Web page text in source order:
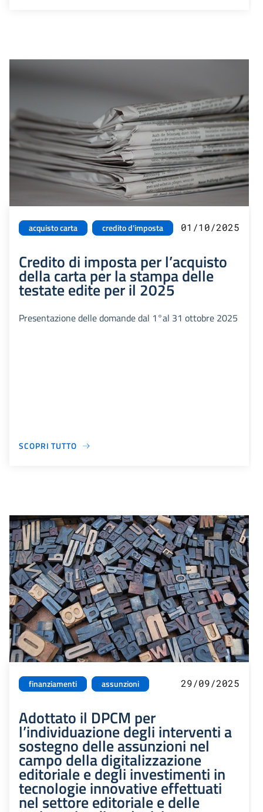
acquisto carta credito d'imposta 01/10/2025
Credito di imposta per l’acquisto
della carta per la stampa delle
testate edite per il 2025
Presentazione delle domande dal 1°al 31 ottobre 2025
SCOPRI TUTTO
finanziamenti assunzioni 29/09/2025
Adottato il DPCM per
l’individuazione degli interventi a
sostegno delle assunzioni nel
campo della digitalizzazione
editoriale e degli investimenti in
tecnologie innovative effettuati
nel settore editoriale e delle